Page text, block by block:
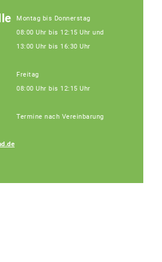
Montag bis Donnerstag
08:00 Uhr bis 12:15 Uhr und
13:00 Uhr bis 16:30 Uhr
Freitag
08:00 Uhr bis 12:15 Uhr
Termine nach Vereinbarung